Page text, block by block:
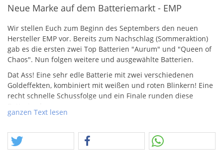
Neue Marke auf dem Batteriemarkt - EMP
Wir stellen Euch zum Beginn des Septembers den neuen
Hersteller EMP vor. Bereits zum Nachschlag (Sommeraktion)
gab es die ersten zwei Top Batterien "Aurum" und "Queen of
Chaos". Nun folgen weitere und ausgewählte Batterien.
Dat Ass! Eine sehr edle Batterie mit zwei verschiedenen
Goldeffekten, kombiniert mit weißen und roten Blinkern! Eine
recht schnelle Schussfolge und ein Finale runden diese
platziert sich so im Premiumsektor leicht unter Funke
Argento.
ganzen Text lesen